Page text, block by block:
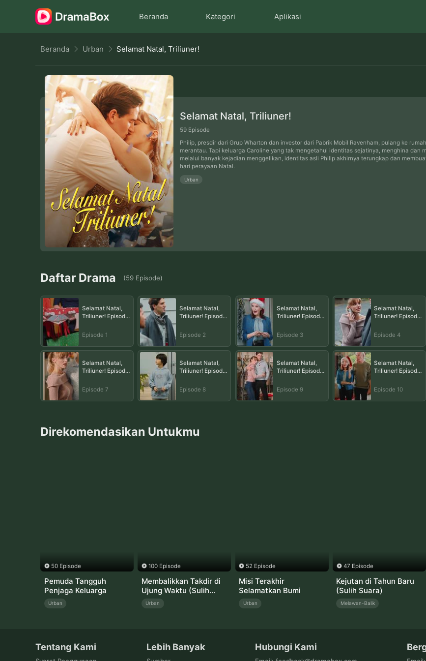
Beranda Kategori Aplikasi
Beranda Urban Selamat Natal, Triliuner!
Selamat Natal, Triliuner!
59 Episode
Philip, presdir dari Grup Wharton dan investor dari Pabrik Mobil Ravenham, pulang ke
merantau. Tapi keluarga Caroline yang tak mengetahui identitas sejatinya, menghina dan
melalui banyak kejadian menggelikan, identitas asli Philip akhirnya terungkap dan
hari perayaan Natal.
Urban
Daftar Drama (59 Episode)
Selamat Natal,
Triliuner! Episode
Episode 1
Selamat Natal,
Triliuner! Episode
Episode 2
Selamat Natal,
Triliuner! Episode
Episode 3
Selamat Natal,
Triliuner! Episode
Episode 4
Selamat Natal,
Triliuner! Episode
Episode 7
Selamat Natal,
Triliuner! Episode
Episode 8
Selamat Natal,
Triliuner! Episode
Episode 9
Selamat Natal,
Triliuner! Episode
Episode 10
Direkomendasikan Untukmu
50 Episode
Pemuda Tangguh
Penjaga Keluarga
Urban
100 Episode
Membalikkan Takdir di
Ujung Waktu (Sulih
Suara)
Urban
52 Episode
Misi Terakhir
Selamatkan Bumi
Urban
47 Episode
Kejutan di Tahun Baru
(Sulih Suara)
Melawan-Balik
Tentang Kami Lebih Banyak Hubungi Kami